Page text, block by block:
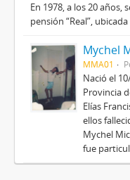
En 1978, a los 20 años,
pensión “Real”,
Mychel
MMA01
Nació el
Provincia
Elías
ellos
Mychel
fue